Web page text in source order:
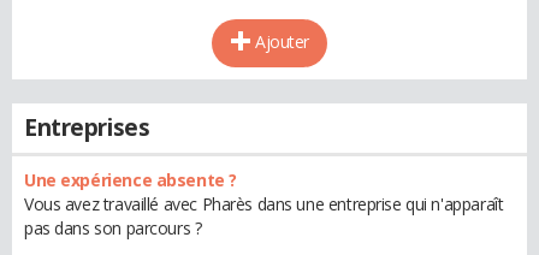
Ajouter
Entreprises
Une expérience absente ?
Vous avez travaillé avec Pharès dans une entreprise qui n'apparaît
pas dans son parcours ?